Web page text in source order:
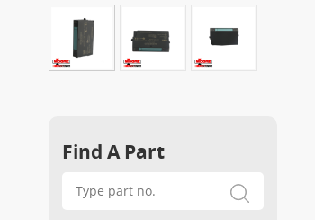
Find A Part